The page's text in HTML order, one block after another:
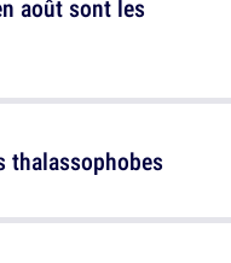
thalassophobes
août sont les